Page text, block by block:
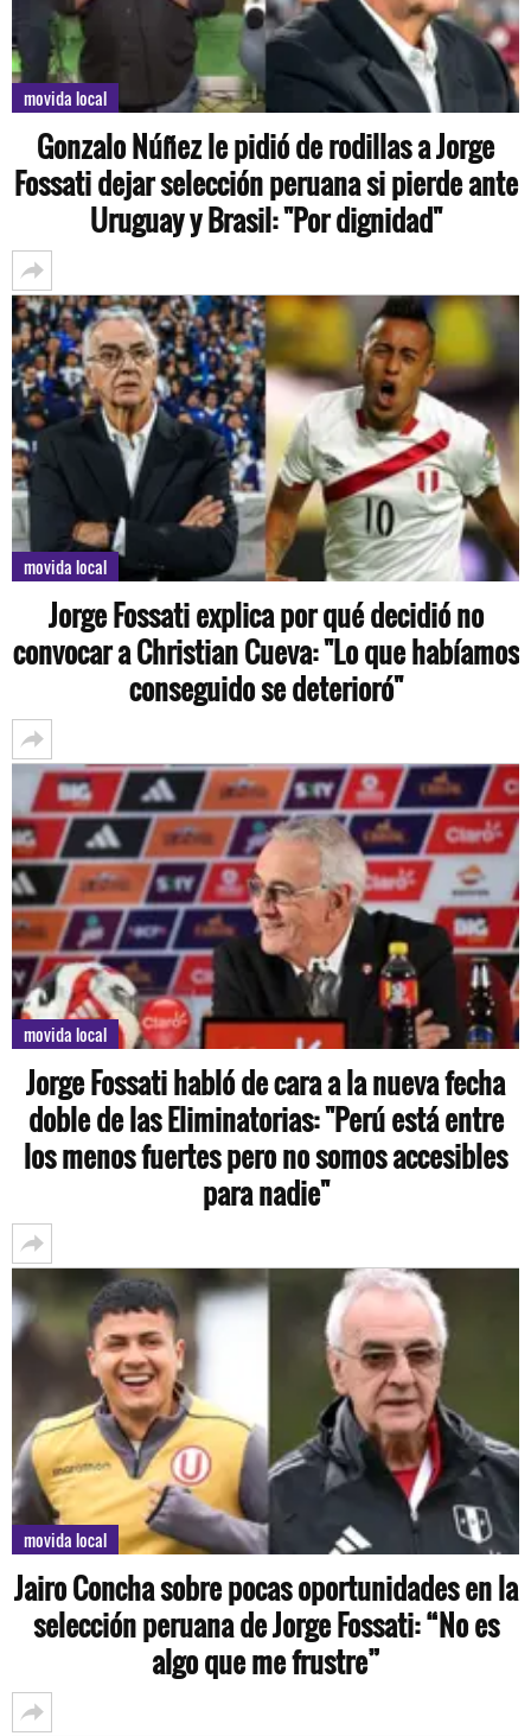
movida local
Gonzalo Núñez le pidió de rodillas a Jorge
Fossati dejar selección peruana si pierde ante
Uruguay y Brasil: "Por dignidad"
movida local
Jorge Fossati explica por qué decidió no
convocar a Christian Cueva: "Lo que habíamos
conseguido se deterioró"
movida local
Jorge Fossati habló de cara a la nueva fecha
doble de las Eliminatorias: "Perú está entre
los menos fuertes pero no somos accesibles
para nadie"
movida local
Jairo Concha sobre pocas oportunidades en la
selección peruana de Jorge Fossati: “No es
algo que me frustre”